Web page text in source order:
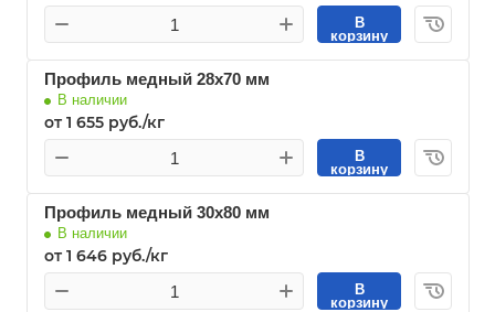
В
корзину
Профиль медный 28х70 мм
В наличии
от 1 655 руб./кг
В
корзину
Профиль медный 30х80 мм
В наличии
от 1 646 руб./кг
В
корзину